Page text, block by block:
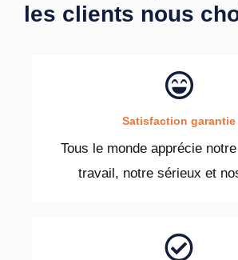
les clients nous
Satisfaction garantie
Tous le monde apprécie
travail, notre sérieux et